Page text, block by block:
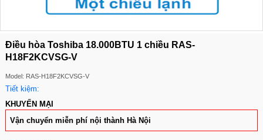
Điều hòa Toshiba 18.000BTU 1 chiều RAS-
H18F2KCVSG-V
Model: RAS-H18F2KCVSG-V
Tiết kiệm:
KHUYẾN MẠI
Vận chuyển miễn phí nội thành Hà Nội